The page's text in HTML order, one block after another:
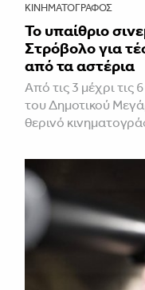
ΚΙΝΗΜΑΤΟΓΡΆΦΟΣ
Το υπαίθριο
Στρόβολο για
από τα αστέρια
Από τις 3 μέχρι τις
του Δημοτικού
θερινό